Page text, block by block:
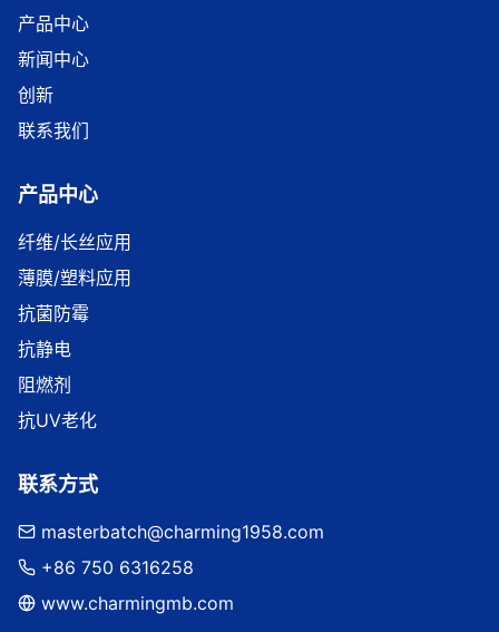
产品中心
新闻中心
创新
联系我们
产品中心
纤维/长丝应用
薄膜/塑料应用
抗菌防霉
抗静电
阻燃剂
抗UV老化
联系方式
masterbatch@charming1958.com
+86 750 6316258
www.charmingmb.com